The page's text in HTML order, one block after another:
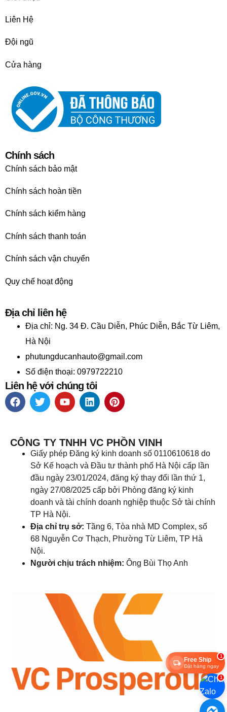
Liên Hệ
Đội ngũ
Cửa hàng
Chính sách
Chính sách bảo mật
Chính sách hoàn tiền
Chính sách kiểm hàng
Chính sách thanh toán
Chính sách vận chuyển
Quy chế hoạt động
Địa chỉ liên hệ
Địa chỉ: Ng. 34 Đ. Cầu Diễn, Phúc Diễn, Bắc Từ Liêm,
Hà Nội
phutungducanhauto@gmail.com
Số điện thoại: 0979722210
Liên hệ với chúng tôi
CÔNG TY TNHH VC PHỒN VINH
Giấy phép Đăng ký kinh doanh số 0110610618 do
Sở Kế hoạch và Đầu tư thành phố Hà Nội cấp lần
đầu ngày 23/01/2024, đăng ký thay đổi lần thứ 1,
ngày 27/08/2025 cấp bởi Phòng đăng ký kinh
doanh và tài chính doanh nghiệp thuộc Sở tài chính
TP Hà Nội.
Địa chỉ trụ sở: Tầng 6, Tòa nhà MD Complex, số
68 Nguyễn Cơ Thạch, Phường Từ Liêm, TP Hà
Nội.
Người chịu trách nhiệm: Ông Bùi Thọ Anh
1
Free Ship
Đặt hàng ngay
1